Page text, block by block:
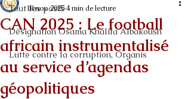
Tout les posts
Désignation Osama Khalifa Albakoush
Lutte contre la corruption, Organis
CAN 2025 : Le football
africain instrumentalisé
au service d’agendas
géopolitiques
18 nov. 20254 min de lecture